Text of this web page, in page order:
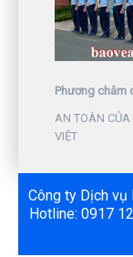
Phương châm
AN TOÀN CỦA
VIỆT
Công ty Dịch vụ
Hotline: 0917